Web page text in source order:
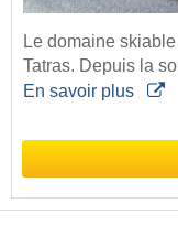
Le domaine
Tatras. Depuis la
En savoir plus